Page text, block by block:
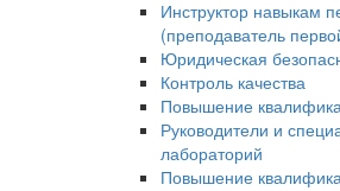
Инструктор навыкам
(преподаватель
Юридическая
Контроль качества
Повышение
Руководители и
лабораторий
Повышение